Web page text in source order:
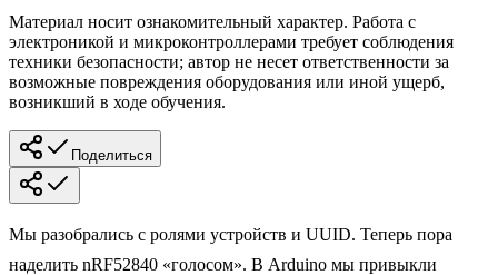
Материал носит ознакомительный характер. Работа с
электроникой и микроконтроллерами требует соблюдения
техники безопасности; автор не несет ответственности за
возможные повреждения оборудования или иной ущерб,
возникший в ходе обучения.
Поделиться
Мы разобрались с ролями устройств и UUID. Теперь пора
наделить nRF52840 «голосом». В Arduino мы привыкли